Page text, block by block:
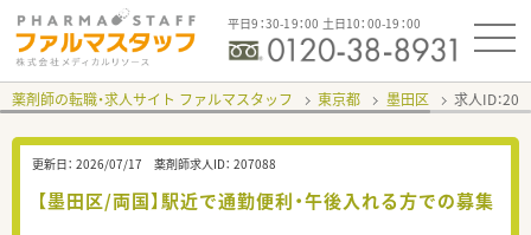
平日9：30-19：00 土日10：00-19：00
薬剤師の転職・求人サイト ファルマスタッフ 東京都 墨田区 求人ID：
更新日： 2026/07/17 薬剤師求人ID： 207088
【墨田区/両国】駅近で通勤便利・午後入れる方での募集